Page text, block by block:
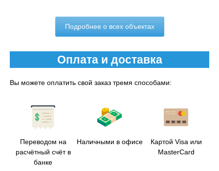
Подробнее о всех объектах
Оплата и доставка
Вы можете оплатить свой заказ тремя способами:
Переводом на
расчётный счёт в
банке
Наличными в офисе
Картой Visa или
MasterCard